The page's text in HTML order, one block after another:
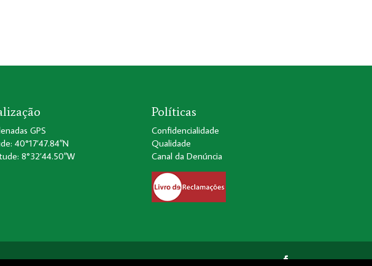
GPS
40°17’47.84″N
8°32’44.50″W
Políticas
Confidencialidade
Qualidade
Canal da Denúncia